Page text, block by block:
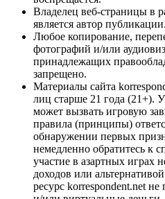
Владелец веб-страницы в
является автор публикации.
Любое копирование,
фотографий и/или
принадлежащих
запрещено.
Материалы сайта
лиц старше 21 года (21+).
может вызвать игровую
правила (принципы)
обнаружении первых
немедленно обратитесь к
участие в азартных играх
доходов или
ресурс korrespondent.net